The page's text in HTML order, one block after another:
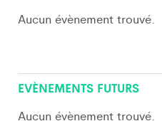
Aucun évènement trouvé.
EVÈNEMENTS FUTURS
Aucun évènement trouvé.